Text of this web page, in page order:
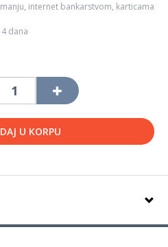
internet bankarstvom, karticama
dana
U KORPU